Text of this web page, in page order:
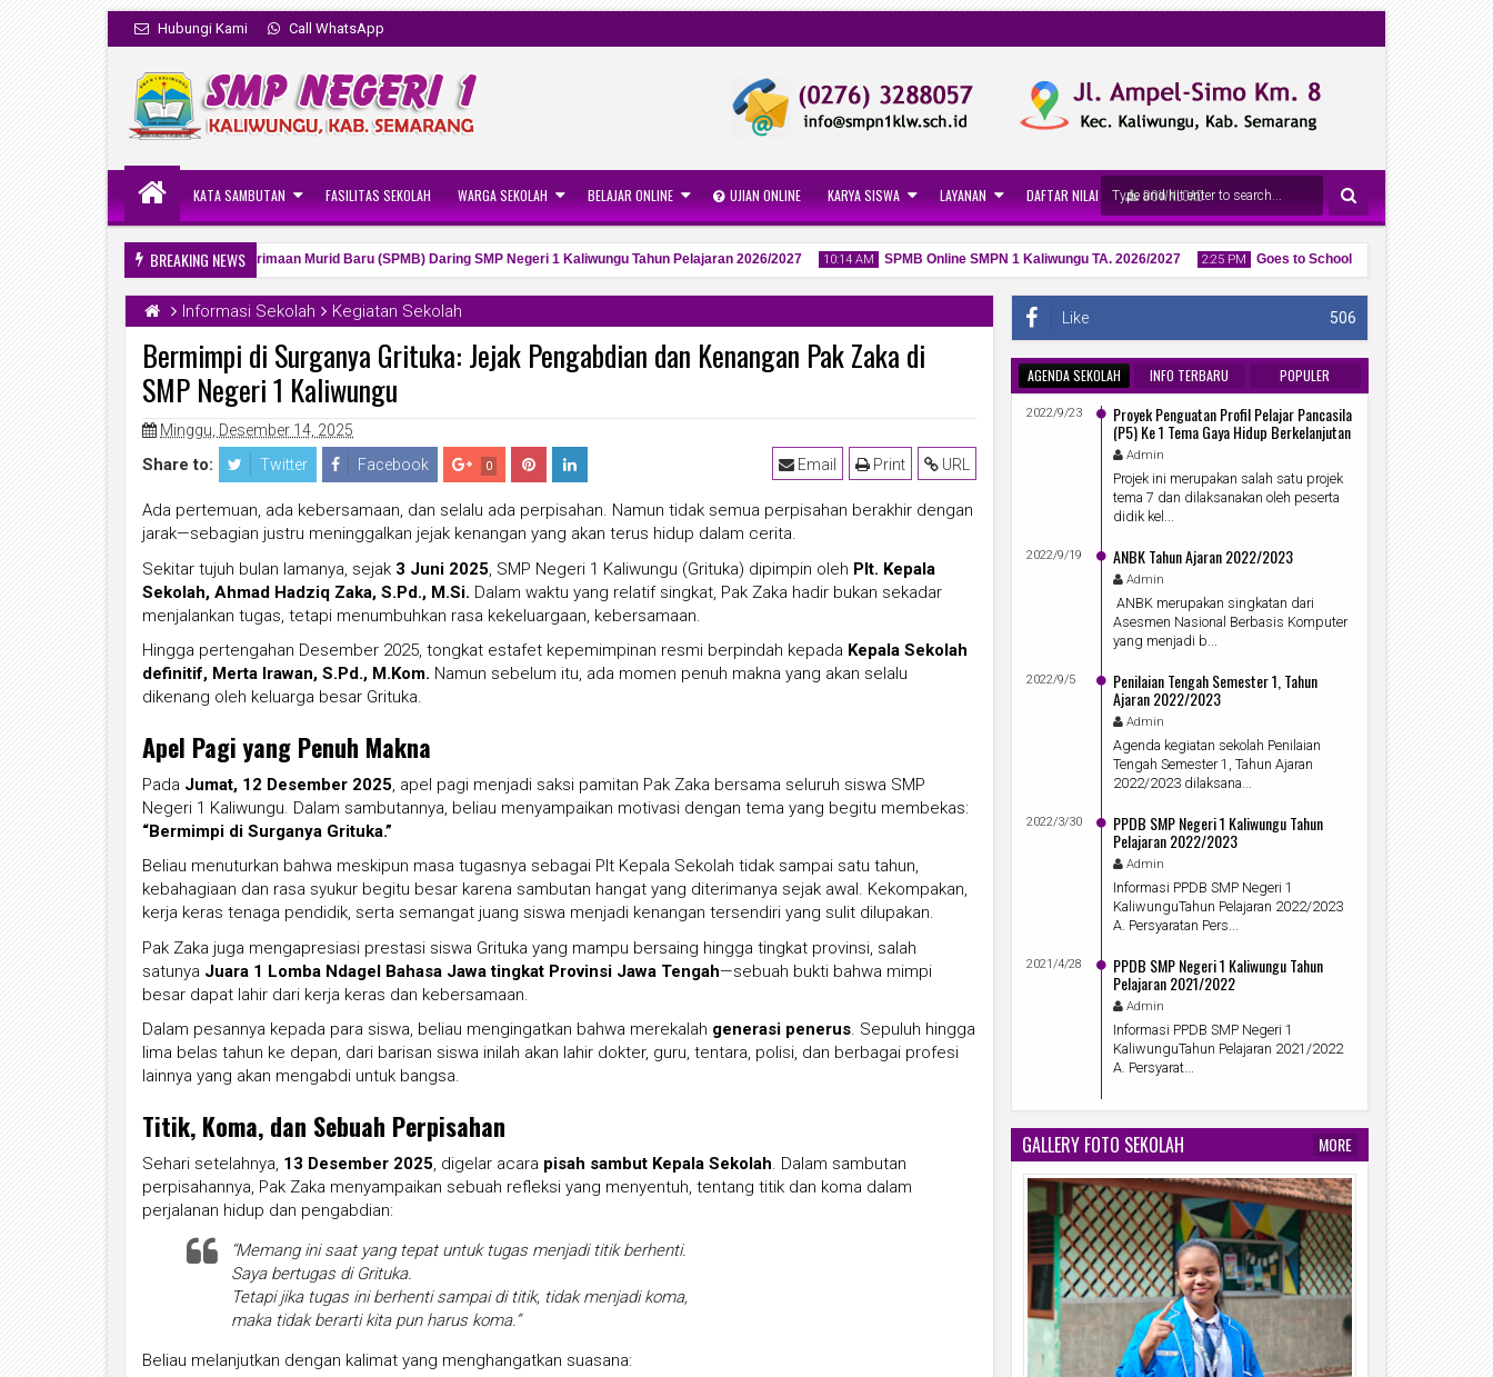
Hubungi Kami Call WhatsApp
KATA SAMBUTAN FASILITAS SEKOLAH WARGA SEKOLAH BELAJAR ONLINE UJIAN ONLINE KARYA SISWA LAYANAN DAFTAR NILAI DOWNLOAD
BREAKING NEWS
Hasil Seleksi Sistem Penerimaan Murid Baru (SPMB) Daring SMP Negeri 1 Kaliwungu Tahun Pelajaran 2026/2027 10:14 AM SPMB Online SMPN 1 Kaliwungu TA. 2026/2027 2:25 PM
27 Apr
2026
Goes to School : Sentuhan Edukatif
Informasi Sekolah Kegiatan Sekolah
Bermimpi di Surganya Grituka: Jejak Pengabdian dan Kenangan Pak Zaka di
SMP Negeri 1 Kaliwungu
Minggu, Desember 14, 2025
Share to: Twitter Facebook 0 URL
Print
Email
Ada pertemuan, ada kebersamaan, dan selalu ada perpisahan. Namun tidak semua perpisahan berakhir dengan
jarak—sebagian justru meninggalkan jejak kenangan yang akan terus hidup dalam cerita.
Sekitar tujuh bulan lamanya, sejak 3 Juni 2025 , SMP Negeri 1 Kaliwungu (Grituka) dipimpin oleh Plt. Kepala
Sekolah, Ahmad Hadziq Zaka, S.Pd., M.Si. Dalam waktu yang relatif singkat, Pak Zaka hadir bukan sekadar
menjalankan tugas, tetapi menumbuhkan rasa kekeluargaan, kebersamaan.
Hingga pertengahan Desember 2025, tongkat estafet kepemimpinan resmi berpindah kepada Kepala Sekolah
definitif, Merta Irawan, S.Pd., M.Kom. Namun sebelum itu, ada momen penuh makna yang akan selalu
dikenang oleh keluarga besar Grituka.
Apel Pagi yang Penuh Makna
Pada Jumat, 12 Desember 2025 , apel pagi menjadi saksi pamitan Pak Zaka bersama seluruh siswa SMP
Negeri 1 Kaliwungu. Dalam sambutannya, beliau menyampaikan motivasi dengan tema yang begitu membekas:
“Bermimpi di Surganya Grituka.”
Beliau menuturkan bahwa meskipun masa tugasnya sebagai Plt Kepala Sekolah tidak sampai satu tahun,
kebahagiaan dan rasa syukur begitu besar karena sambutan hangat yang diterimanya sejak awal. Kekompakan,
kerja keras tenaga pendidik, serta semangat juang siswa menjadi kenangan tersendiri yang sulit dilupakan.
Pak Zaka juga mengapresiasi prestasi siswa Grituka yang mampu bersaing hingga tingkat provinsi, salah
satunya Juara 1 Lomba Ndagel Bahasa Jawa tingkat Provinsi Jawa Tengah—sebuah bukti bahwa mimpi
besar dapat lahir dari kerja keras dan kebersamaan.
Dalam pesannya kepada para siswa, beliau mengingatkan bahwa merekalah generasi penerus. Sepuluh hingga
lima belas tahun ke depan, dari barisan siswa inilah akan lahir dokter, guru, tentara, polisi, dan berbagai profesi
lainnya yang akan mengabdi untuk bangsa.
Titik, Koma, dan Sebuah Perpisahan
Sehari setelahnya, 13 Desember 2025 , digelar acara pisah sambut Kepala Sekolah . Dalam sambutan
perpisahannya, Pak Zaka menyampaikan sebuah refleksi yang menyentuh, tentang titik dan koma dalam
perjalanan hidup dan pengabdian:
“Memang ini saat yang tepat untuk tugas menjadi titik berhenti.
Saya bertugas di Grituka.
Tetapi jika tugas ini berhenti sampai di titik, tidak menjadi koma,
maka tidak berarti kita pun harus koma.”
Beliau melanjutkan dengan kalimat yang menghangatkan suasana:
506
Like
AGENDA SEKOLAH INFO TERBARU POPULER
Proyek Penguatan Profil Pelajar Pancasila
(P5) Ke 1 Tema Gaya Hidup Berkelanjutan
Admin
2022/9/23
Projek ini merupakan salah satu projek
tema 7 dan dilaksanakan oleh peserta
didik kel...
ANBK Tahun Ajaran 2022/2023
Admin
2022/9/19
ANBK merupakan singkatan dari
Asesmen Nasional Berbasis Komputer
yang menjadi b...
Penilaian Tengah Semester 1, Tahun
Ajaran 2022/2023
Admin
2022/9/5
Agenda kegiatan sekolah Penilaian
Tengah Semester 1, Tahun Ajaran
2022/2023 dilaksana...
PPDB SMP Negeri 1 Kaliwungu Tahun
Pelajaran 2022/2023
Admin
2022/3/30
Informasi PPDB SMP Negeri 1
KaliwunguTahun Pelajaran 2022/2023
A. Persyaratan Pers...
PPDB SMP Negeri 1 Kaliwungu Tahun
Pelajaran 2021/2022
Admin
2021/4/28
Informasi PPDB SMP Negeri 1
KaliwunguTahun Pelajaran 2021/2022
A. Persyarat...
GALLERY FOTO SEKOLAH MORE